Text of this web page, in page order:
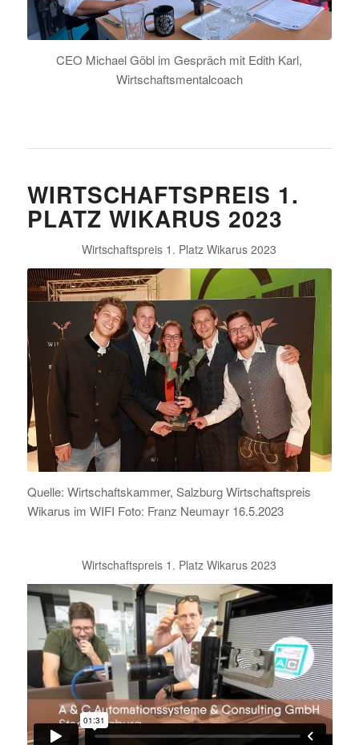
CEO Michael Göbl im Gespräch mit Edith Karl,
Wirtschaftsmentalcoach
WIRTSCHAFTSPREIS 1.
PLATZ WIKARUS 2023
Wirtschaftspreis 1. Platz Wikarus 2023
Quelle: Wirtschaftskammer, Salzburg Wirtschaftspreis
Wikarus im WIFI Foto: Franz Neumayr 16.5.2023
Wirtschaftspreis 1. Platz Wikarus 2023